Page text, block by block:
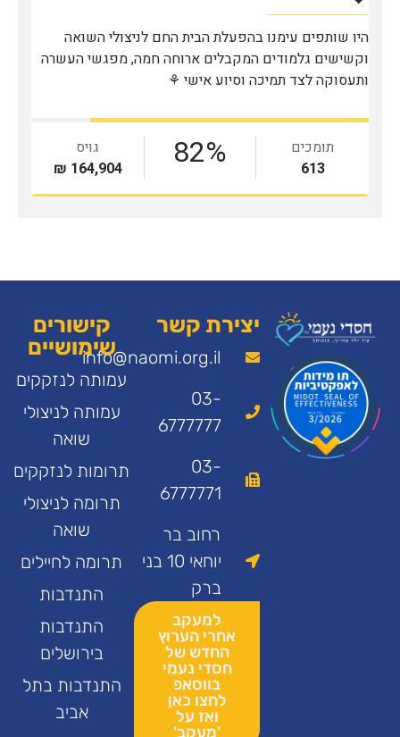
יצירת קשר
info@naomi.org.il
03-
6777777
03-
6777771
רחוב בר
יוחאי 10 בני
ברק
למעקב
אחרי הערוץ
החדש של
חסדי נעמי
בווסאפ
לחצו כאן
ואז על
'מעקב'
קישורים
שימושיים
עמותה לנזקקים
עמותה לניצולי
שואה
תרומות לנזקקים
תרומה לניצולי
שואה
תרומה לחיילים
התנדבות
התנדבות
בירושלים
התנדבות בתל
אביב